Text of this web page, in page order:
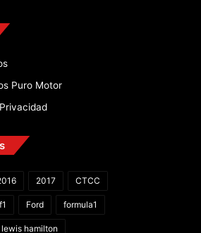
Puro Motor
2017 CTCC
f1 Ford formula1
lewis hamilton